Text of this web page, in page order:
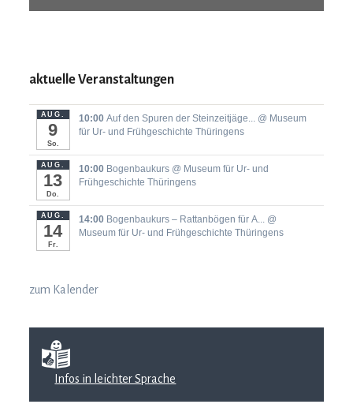
aktuelle Veranstaltungen
AUG.
9
So.
10:00 Auf den Spuren der Steinzeitjäge... @ Museum
für Ur- und Frühgeschichte Thüringens
AUG.
13
Do.
10:00 Bogenbaukurs @ Museum für Ur- und
Frühgeschichte Thüringens
AUG.
14
Fr.
14:00 Bogenbaukurs ‒ Rattanbögen für A... @
Museum für Ur- und Frühgeschichte Thüringens
zum Kalender
Infos in leichter Sprache